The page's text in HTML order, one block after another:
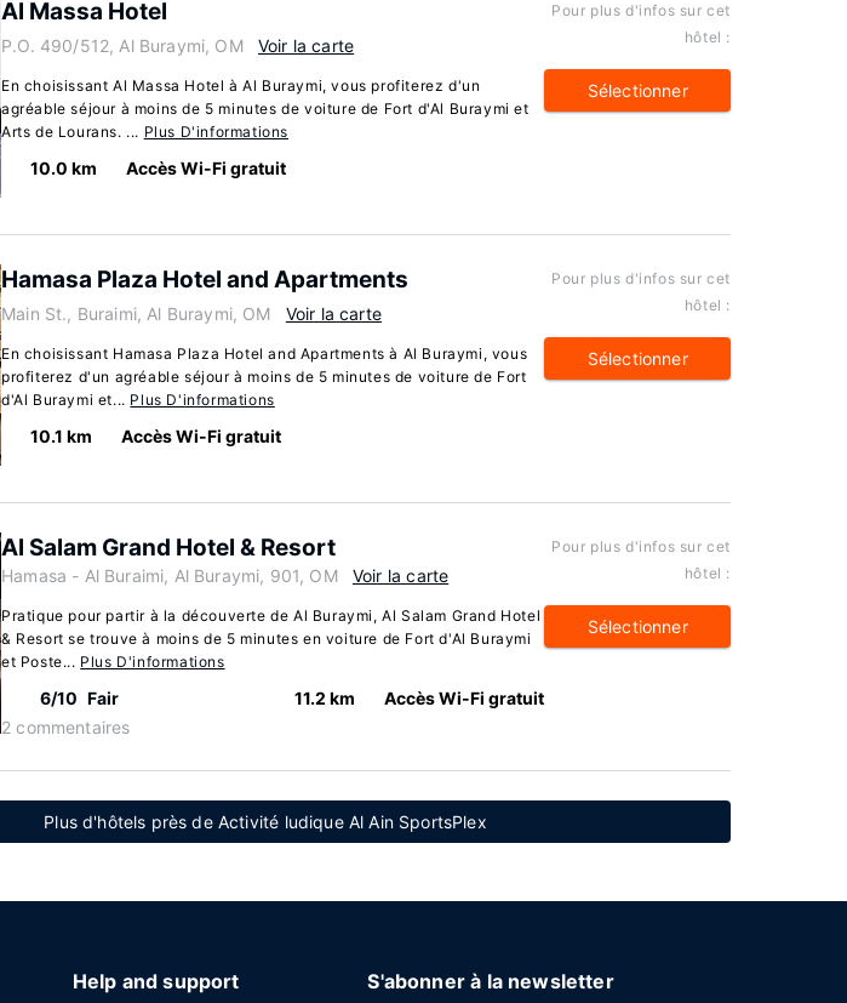
Al Massa Hotel
P.O. 490/512, Al Buraymi, OM Voir la carte
En choisissant Al Massa Hotel à Al Buraymi, vous profiterez d'un
agréable séjour à moins de 5 minutes de voiture de Fort d'Al Buraymi et
Arts de Lourans. ... Plus D'informations
10.0 km Accès Wi-Fi gratuit
Pour plus d'infos sur cet
hôtel :
Sélectionner
Hamasa Plaza Hotel and Apartments
Main St., Buraimi, Al Buraymi, OM Voir la carte
En choisissant Hamasa Plaza Hotel and Apartments à Al Buraymi, vous
profiterez d'un agréable séjour à moins de 5 minutes de voiture de Fort
d'Al Buraymi et... Plus D'informations
10.1 km Accès Wi-Fi gratuit
Pour plus d'infos sur cet
hôtel :
Sélectionner
Al Salam Grand Hotel & Resort
Hamasa - Al Buraimi, Al Buraymi, 901, OM Voir la carte
Pratique pour partir à la découverte de Al Buraymi, Al Salam Grand Hotel
& Resort se trouve à moins de 5 minutes en voiture de Fort d'Al Buraymi
et Poste... Plus D'informations
6/10 Fair
2 commentaires
11.2 km Accès Wi-Fi gratuit
Pour plus d'infos sur cet
hôtel :
Sélectionner
Plus d'hôtels près de Activité ludique Al Ain SportsPlex
Help and support S'abonner à la newsletter